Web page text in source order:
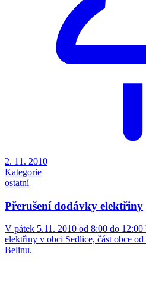
2. 11. 2010
Kategorie
ostatní
Přerušení dodávky elektřiny
V pátek 5.11. 2010 od 8:00 do 12:00
elektřiny v obci Sedlice, část obce
Belinu.